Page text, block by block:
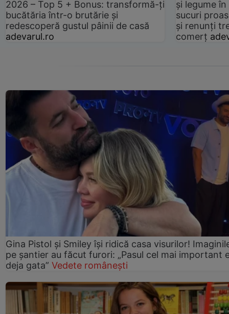
2026 – Top 5 + Bonus: transformă-ți
bucătăria într-o brutărie și
redescoperă gustul pâinii de casă
adevarul.ro
și legume
sucuri
și renunți
comerț
Gina Pistol și Smiley își ridică casa visurilor!
pe șantier au făcut furori: „Pasul cel mai important
deja gata” Vedete românești